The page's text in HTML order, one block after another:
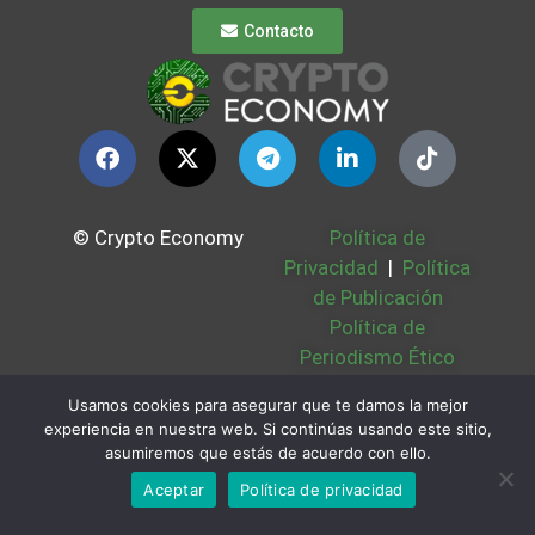
Contacto
© Crypto Economy
Política de
Privacidad | Política
de Publicación
Política de
Periodismo Ético
Bases Legales |
Partners | Sobre
Nosotros
Usamos cookies para asegurar que te damos la mejor
experiencia en nuestra web. Si continúas usando este sitio,
asumiremos que estás de acuerdo con ello.
Aceptar
Política de privacidad